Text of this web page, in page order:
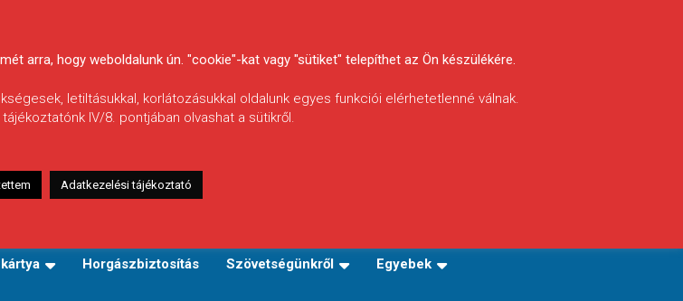
Horgászbiztosítás Szövetségünkről Egyebek
arra, hogy weboldalunk ún. "cookie"-kat vagy "sütiket" telepíthet az Ön készülékére.
letiltásukkal, korlátozásukkal oldalunk egyes funkciói elérhetetlenné válnak.
IV/8. pontjában olvashat a sütikről.
Adatkezelési tájékoztató